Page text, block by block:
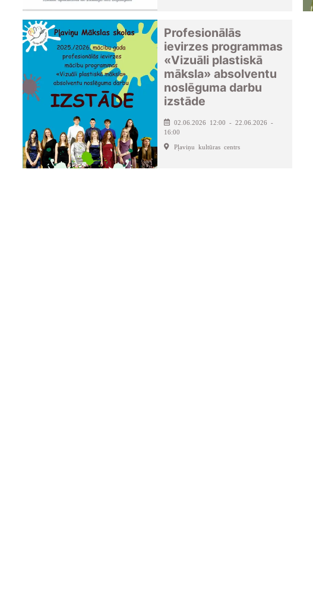
Profesionālās
ievirzes programmas
«Vizuāli plastiskā
māksla» absolventu
noslēguma darbu
izstāde
02.06.2026 12:00 - 22.06.2026 -
16:00
Pļaviņu kultūras centrs